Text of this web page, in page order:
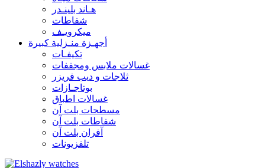
هـاند بلينـدر
شفاطات
ميكرويـف
أجهـزة منـزلية كبيرة
تكيفـات
غسالات ملابس ومجففات
ثلاجات و ديب فريزر
بوتاجـازات
غسالات اطباق
مسطحات بلت آن
شفاطات بلت آن
آفران بلت آن
تلفزيونات